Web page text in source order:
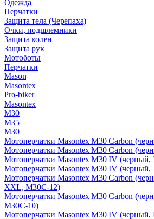
Одежда
Перчатки
Защита тела (Черепаха)
Очки, подшлемники
Защита колен
Защита рук
Мотоботы
Перчатки
Mason
Masontex
Pro-biker
Masontex
M30
M35
M30
Мотоперчатки Masontex M30 Carbon
Мотоперчатки Masontex M30 Carbon
Мотоперчатки Masontex M30 IV
Мотоперчатки Masontex M30 IV
Мотоперчатки Masontex M30 Carbon
XXL, M30C-12)
Мотоперчатки Masontex M30 Carbon
M30C-10)
Мотоперчатки Masontex M30 IV